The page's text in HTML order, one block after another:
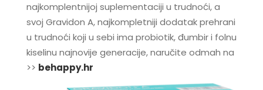
najkomplentnijoj suplementaciji u trudnoći, a
svoj Gravidon A, najkompletniji dodatak prehrani
u trudnoći koji u sebi ima probiotik, đumbir i folnu
kiselinu najnovije generacije, naručite odmah na
>> behappy.hr